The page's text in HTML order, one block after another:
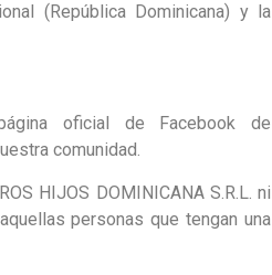
(República Dominicana) y la
oficial de Facebook de
comunidad.
HIJOS DOMINICANA S.R.L. ni
personas que tengan una